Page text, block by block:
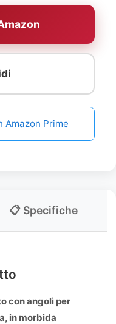
Amazon Prime
📋 Specifiche
con angoli per
in morbida